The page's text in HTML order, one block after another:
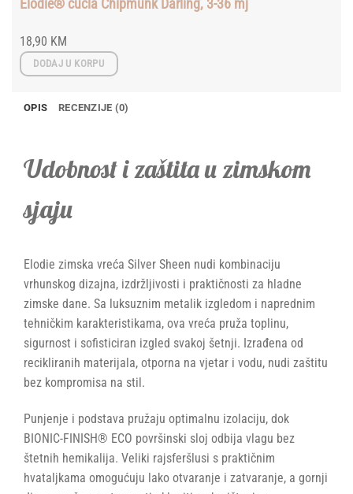
Elodie® cucla Chipmunk Darling, 3-36 mj
18,90 KM
DODAJ U KORPU
OPIS RECENZIJE (0)
Udobnost i zaštita u zimskom
sjaju
Elodie zimska vreća Silver Sheen nudi kombinaciju
vrhunskog dizajna, izdržljivosti i praktičnosti za hladne
zimske dane. Sa luksuznim metalik izgledom i naprednim
tehničkim karakteristikama, ova vreća pruža toplinu,
sigurnost i sofisticiran izgled svakoj šetnji. Izrađena od
recikliranih materijala, otporna na vjetar i vodu, nudi zaštitu
bez kompromisa na stil.
Punjenje i podstava pružaju optimalnu izolaciju, dok
BIONIC-FINISH® ECO površinski sloj odbija vlagu bez
štetnih hemikalija. Veliki rajsferšlusi s praktičnim
hvataljkama omogućuju lako otvaranje i zatvaranje, a gornji